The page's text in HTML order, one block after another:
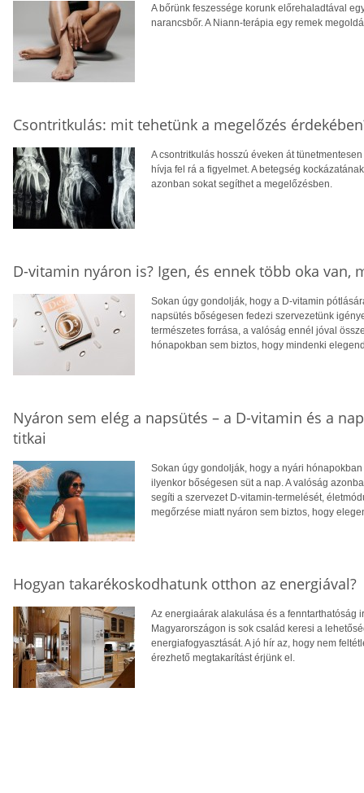
A bőrünk feszessége korunk előrehaladtával
narancsbőr. A Niann-terápia egy remek
Csontritkulás: mit tehetünk a megelőzés
A csontritkulás hosszú éveken át
hívja fel rá a figyelmet. A betegség
azonban sokat segíthet a megelőzésben.
D-vitamin nyáron is? Igen, és ennek több oka van,
Sokan úgy gondolják, hogy a D-vitamin
napsütés bőségesen fedezi szervezetünk
természetes forrása, a valóság ennél jóval
hónapokban sem biztos, hogy mindenki
Nyáron sem elég a napsütés – a D-vitamin és a
titkai
Sokan úgy gondolják, hogy a nyári
ilyenkor bőségesen süt a nap. A valóság
segíti a szervezet D-vitamin-termelését,
megőrzése miatt nyáron sem biztos, hogy
Hogyan takarékoskodhatunk otthon az energiával?
Az energiaárak alakulása és a fenntarthatóság
Magyarországon is sok család keresi a
energiafogyasztását. A jó hír az, hogy nem
érezhető megtakarítást érjünk el.